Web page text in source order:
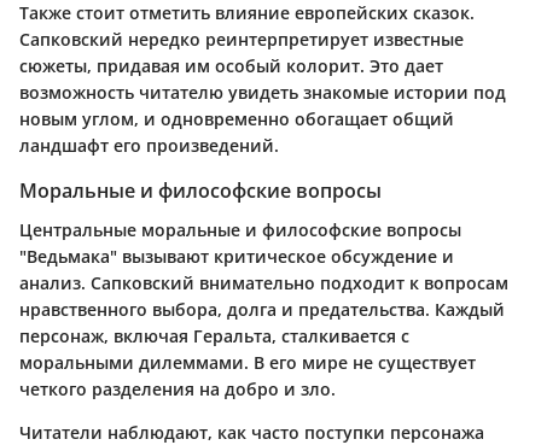
Также стоит отметить влияние европейских сказок.
Сапковский нередко реинтерпретирует известные
сюжеты, придавая им особый колорит. Это дает
возможность читателю увидеть знакомые истории под
новым углом, и одновременно обогащает общий
ландшафт его произведений.
Моральные и философские вопросы
Центральные моральные и философские вопросы
"Ведьмака" вызывают критическое обсуждение и
анализ. Сапковский внимательно подходит к вопросам
нравственного выбора, долга и предательства. Каждый
персонаж, включая Геральта, сталкивается с
моральными дилеммами. В его мире не существует
четкого разделения на добро и зло.
Читатели наблюдают, как часто поступки персонажа